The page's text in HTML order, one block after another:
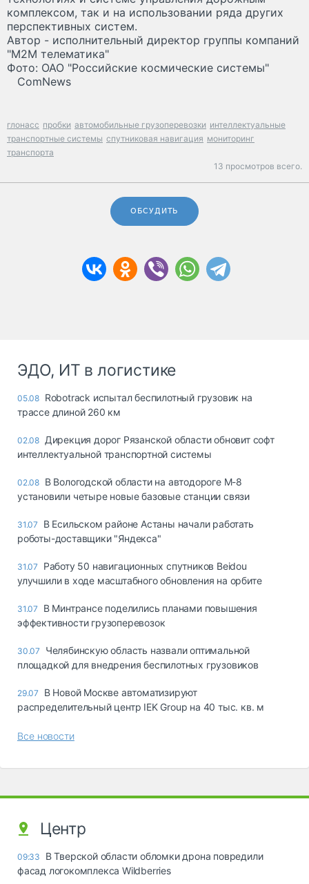
комплексом, так и на использовании ряда других
перспективных систем.
Автор - исполнительный директор группы компаний
"М2М телематика"
Фото: ОАО "Российские космические системы"
ComNews
глонасс пробки автомобильные грузоперевозки интеллектуальные
транспортные системы спутниковая навигация мониторинг
транспорта
13 просмотров всего.
ОБСУДИТЬ
ЭДО, ИТ в логистике
05.08 Robotrack испытал беспилотный грузовик на
трассе длиной 260 км
02.08 Дирекция дорог Рязанской области обновит софт
интеллектуальной транспортной системы
02.08 В Вологодской области на автодороге М-8
установили четыре новые базовые станции связи
31.07
В Есильском районе Астаны начали работать
роботы-доставщики "Яндекса"
31.07
Работу 50 навигационных спутников Beidou
улучшили в ходе масштабного обновления на орбите
31.07
В Минтрансе поделились планами повышения
эффективности грузоперевозок
30.07
Челябинскую область назвали оптимальной
площадкой для внедрения беспилотных грузовиков
29.07
В Новой Москве автоматизируют
распределительный центр IEK Group на 40 тыс. кв. м
Все новости
Центр
09:33
В Тверской области обломки дрона повредили
фасад логокомплекса Wildberries